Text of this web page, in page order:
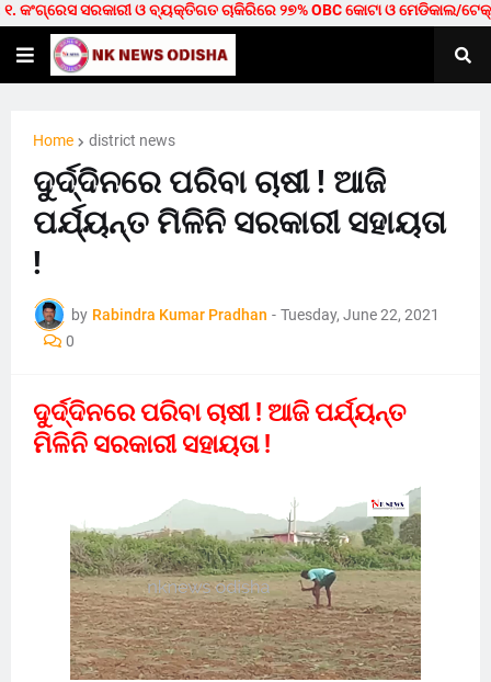
କଂଗ୍ରେସ ସରକାରୀ ଓ ବ୍ୟକ୍ତିଗତ ଚାକିରିରେ ୨୭% OBC କୋଟା ଓ ମେଡିକାଲ/
Home district news
ଦୁର୍ଦ୍ଦିନରେ ପରିବା ଚାଷୀ ! ଆଜି
ପର୍ଯ୍ୟନ୍ତ ମିଳିନି ସରକାରୀ ସହାୟତା
!
by Rabindra Kumar Pradhan - Tuesday, June 22, 2021
0
ଦୁର୍ଦ୍ଦିନରେ ପରିବା ଚାଷୀ ! ଆଜି ପର୍ଯ୍ୟନ୍ତ
ମିଳିନି ସରକାରୀ ସହାୟତା !